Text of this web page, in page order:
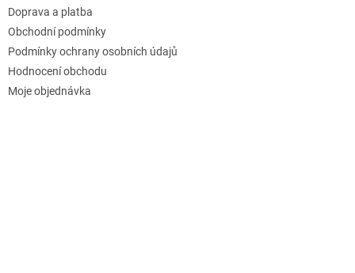
Doprava a platba
Obchodní podmínky
Podmínky ochrany osobních údajů
Hodnocení obchodu
Moje objednávka